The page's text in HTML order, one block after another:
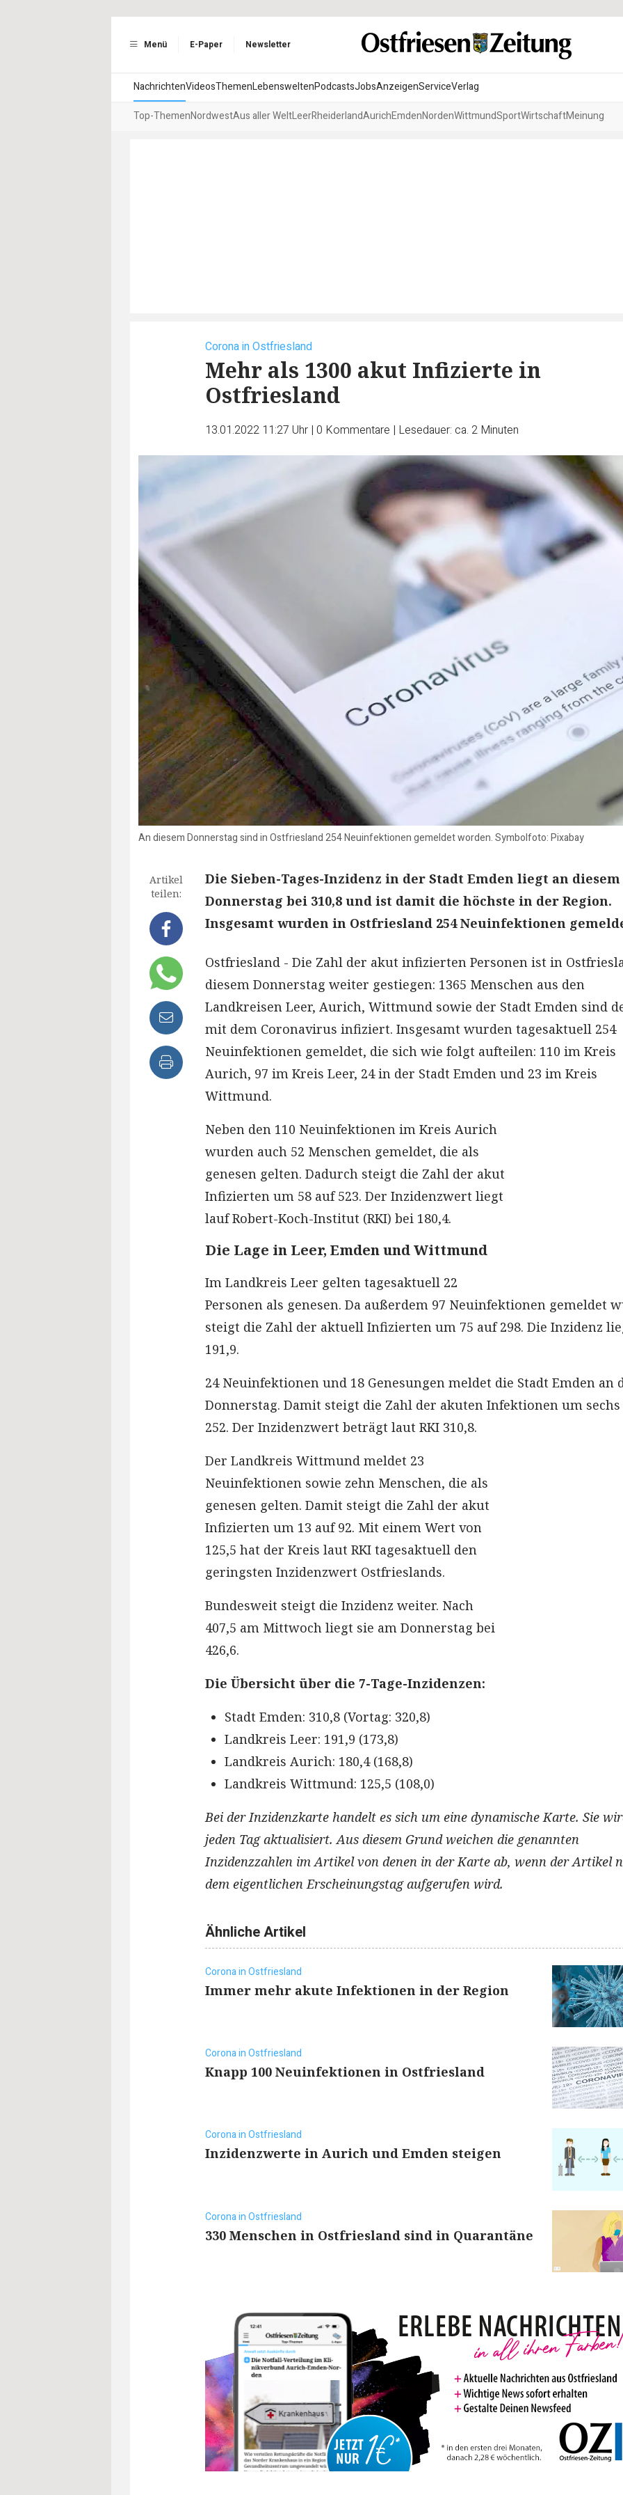
Menü E-Paper Newsletter
NachrichtenVideosThemenLebensweltenPodcastsJobsAnzeigenServiceVerlag
Top-ThemenNordwestAus aller WeltLeerRheiderlandAurichEmdenNordenWittmundSportWirtschaftMeinung
Corona in Ostfriesland
Mehr als 1300 akut Infizierte in
Ostfriesland
13.01.2022 11:27 Uhr | 0 Kommentare | Lesedauer: ca. 2 Minuten
An diesem Donnerstag sind in Ostfriesland 254 Neuinfektionen gemeldet worden. Symbolfoto: Pixabay
Artikel
teilen:
Die Sieben-Tages-Inzidenz in der Stadt Emden liegt an diesem
Donnerstag bei 310,8 und ist damit die höchste in der Region.
Insgesamt wurden in Ostfriesland 254 Neuinfektionen
Ostfriesland - Die Zahl der akut infizierten Personen ist in
diesem Donnerstag weiter gestiegen: 1365 Menschen aus den
Landkreisen Leer, Aurich, Wittmund sowie der Stadt Emden sind
mit dem Coronavirus infiziert. Insgesamt wurden tagesaktuell 254
Neuinfektionen gemeldet, die sich wie folgt aufteilen: 110 im Kreis
Aurich, 97 im Kreis Leer, 24 in der Stadt Emden und 23 im Kreis
Wittmund.
Neben den 110 Neuinfektionen im Kreis Aurich
wurden auch 52 Menschen gemeldet, die als
genesen gelten. Dadurch steigt die Zahl der akut
Infizierten um 58 auf 523. Der Inzidenzwert liegt
lauf Robert-Koch-Institut (RKI) bei 180,4.
Die Lage in Leer, Emden und Wittmund
Im Landkreis Leer gelten tagesaktuell 22
Personen als genesen. Da außerdem 97 Neuinfektionen gemeldet
steigt die Zahl der aktuell Infizierten um 75 auf 298. Die Inzidenz
191,9.
24 Neuinfektionen und 18 Genesungen meldet die Stadt Emden an
Donnerstag. Damit steigt die Zahl der akuten Infektionen um
252. Der Inzidenzwert beträgt laut RKI 310,8.
Der Landkreis Wittmund meldet 23
Neuinfektionen sowie zehn Menschen, die als
genesen gelten. Damit steigt die Zahl der akut
Infizierten um 13 auf 92. Mit einem Wert von
125,5 hat der Kreis laut RKI tagesaktuell den
geringsten Inzidenzwert Ostfrieslands.
Bundesweit steigt die Inzidenz weiter. Nach
407,5 am Mittwoch liegt sie am Donnerstag bei
426,6.
Die Übersicht über die 7-Tage-Inzidenzen:
Stadt Emden: 310,8 (Vortag: 320,8)
Landkreis Leer: 191,9 (173,8)
Landkreis Aurich: 180,4 (168,8)
Landkreis Wittmund: 125,5 (108,0)
Bei der Inzidenzkarte handelt es sich um eine dynamische Karte. Sie
jeden Tag aktualisiert. Aus diesem Grund weichen die genannten
Inzidenzzahlen im Artikel von denen in der Karte ab, wenn der Artikel
dem eigentlichen Erscheinungstag aufgerufen wird.
Ähnliche Artikel
Corona in Ostfriesland
Immer mehr akute Infektionen in der Region
Corona in Ostfriesland
Knapp 100 Neuinfektionen in Ostfriesland
Corona in Ostfriesland
Inzidenzwerte in Aurich und Emden steigen
Corona in Ostfriesland
330 Menschen in Ostfriesland sind in Quarantäne